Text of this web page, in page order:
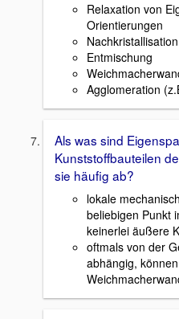
Relaxation von
Orientierungen
Nachkristallisation
Entmischung
Agglomeration
Als was sind
Kunststoffbauteilen
sie häufig ab?
lokale
beliebigen Punkt
keinerlei äußere
oftmals von der
abhängig,